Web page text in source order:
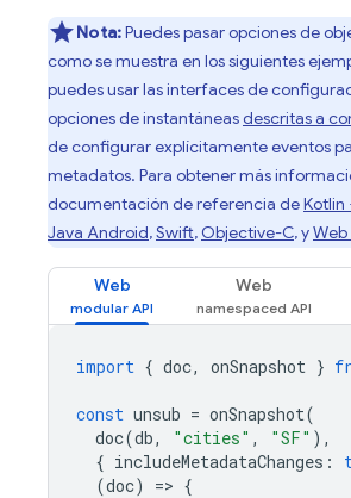
Nota:Puedes pasar opciones de
como se muestra en los siguientes
puedes usar las interfaces de
opciones de instantáneasdescritas a
de configurar explícitamente eventos
metadatos. Para obtener más
documentación de referencia deKotlin
Java Android,Swift, Objective-C, y
Web Web
import { doc, onSnapshot }
const unsub = onSnapshot(
doc(db, "cities" , "SF" ),
{ includeMetadataChanges :
(doc) => {